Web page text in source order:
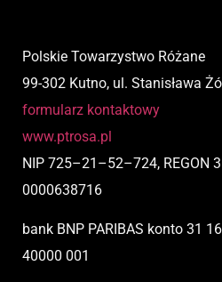
Polskie Towarzystwo Różane
99-302 Kutno, ul. Stanisława
formularz kontaktowy
www.ptrosa.pl
NIP 725–21 –52–724, REGON
0000638716
bank BNP PARIBAS konto 31
40000 001